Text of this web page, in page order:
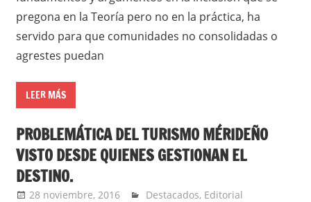
pregona en la Teoría pero no en la práctica, ha
servido para que comunidades no consolidadas o
agrestes puedan
LEER MÁS
PROBLEMÁTICA DEL TURISMO MÉRIDEÑO
VISTO DESDE QUIENES GESTIONAN EL
DESTINO.
28 noviembre, 2016 admin
Destacados, Editorial